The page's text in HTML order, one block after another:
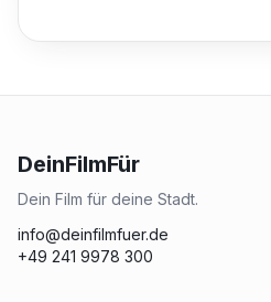
DeinFilmFür
Dein Film für deine Stadt.
info@deinfilmfuer.de
+49 241 9978 300